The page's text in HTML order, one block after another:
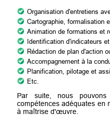
Organisation d'entretiens
Cartographie, formalisation
Animation de formations et
Rédaction de plan d'action
Accompagnement à la
Etc.
Par suite, nous
compétences adéquates
à maîtrise d'œuvre.